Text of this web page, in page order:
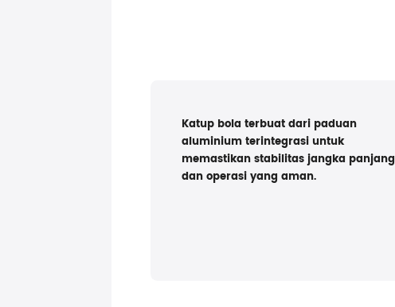
Katup bola terbuat dari paduan
aluminium terintegrasi untuk
memastikan stabilitas jangka panjang
dan operasi yang aman.